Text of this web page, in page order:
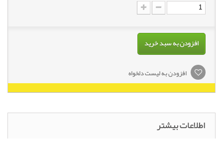
افزودن به سبد خرید
افزودن به لیست دلخواه
اطلاعات بیشتر